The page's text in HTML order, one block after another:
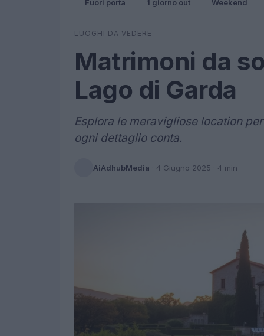
Fuori porta 1 giorno out Weekend
LUOGHI DA VEDERE
Matrimoni da
Lago di Garda
Esplora le meravigliose location
ogni dettaglio conta.
AiAdhubMedia · 4 Giugno 2025 · 4 min